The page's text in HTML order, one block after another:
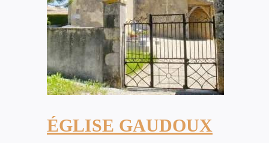
ÉGLISE GAUDOUX